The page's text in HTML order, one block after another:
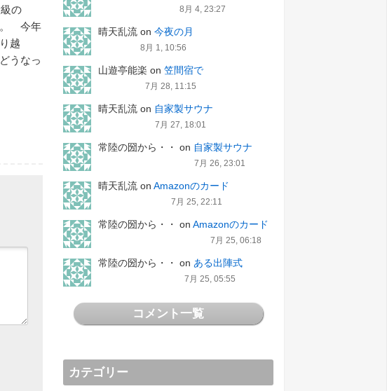
の
。 今年
越
うなっ
8月 4, 23:27
晴天乱流 on 今夜の月
8月 1, 10:56
山遊亭能楽 on 笠間宿で
7月 28, 11:15
晴天乱流 on 自家製サウナ
7月 27, 18:01
常陸の圀から・・ on 自家製サウナ
7月 26, 23:01
晴天乱流 on Amazonのカード
7月 25, 22:11
常陸の圀から・・ on Amazonのカード
7月 25, 06:18
常陸の圀から・・ on ある出陣式
7月 25, 05:55
コメント一覧
カテゴリー